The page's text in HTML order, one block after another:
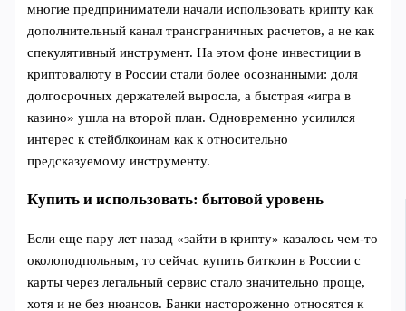
многие предприниматели начали использовать крипту как
дополнительный канал трансграничных расчетов, а не как
спекулятивный инструмент. На этом фоне инвестиции в
криптовалюту в России стали более осознанными: доля
долгосрочных держателей выросла, а быстрая «игра в
казино» ушла на второй план. Одновременно усилился
интерес к стейблкоинам как к относительно
предсказуемому инструменту.
Купить и использовать: бытовой уровень
Если еще пару лет назад «зайти в крипту» казалось чем‑то
околоподпольным, то сейчас купить биткоин в России с
карты через легальный сервис стало значительно проще,
хотя и не без нюансов. Банки настороженно относятся к